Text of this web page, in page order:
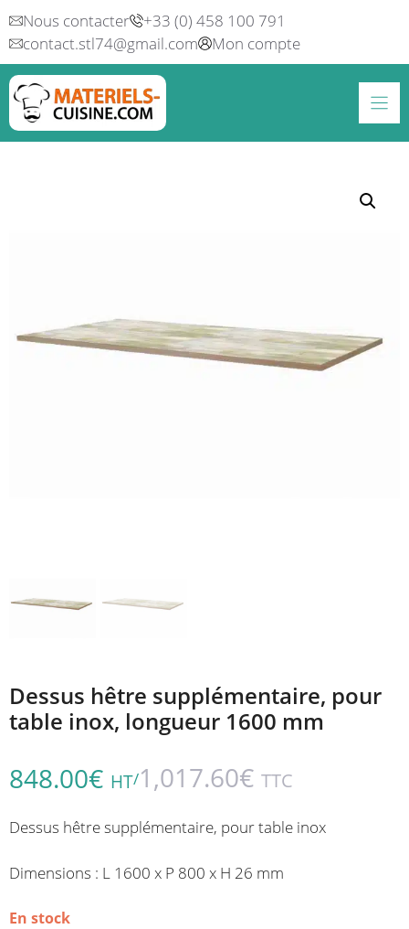
Aller
au
contenu
Nous contacter
+33 (0) 458 100 791
contact.stl74@gmail.com
Mon compte
Dessus hêtre supplémentaire, pour
table inox, longueur 1600 mm
848.00€ HT/1,017.60€ TTC
Dessus hêtre supplémentaire, pour table inox
Dimensions : L 1600 x P 800 x H 26 mm
En stock